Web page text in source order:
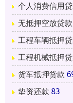
个人消费信用
无抵押空放贷款
工程车辆抵押
工程机械抵押
货车抵押贷款
垫资还款 83